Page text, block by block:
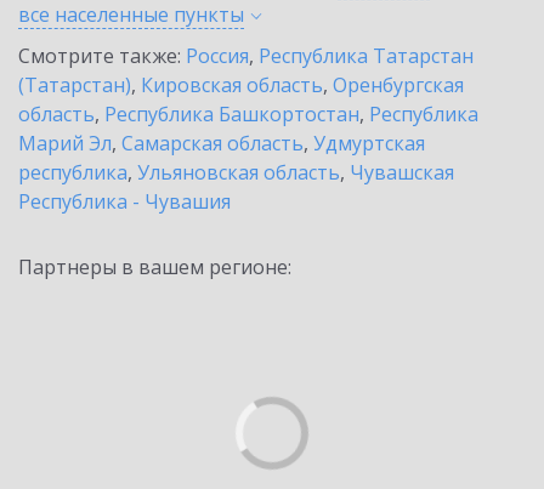
все населенные пункты
Смотрите также: Россия, Республика Татарстан
(Татарстан), Кировская область, Оренбургская
область, Республика Башкортостан, Республика
Марий Эл, Самарская область, Удмуртская
республика, Ульяновская область, Чувашская
Республика - Чувашия
Партнеры в вашем регионе: